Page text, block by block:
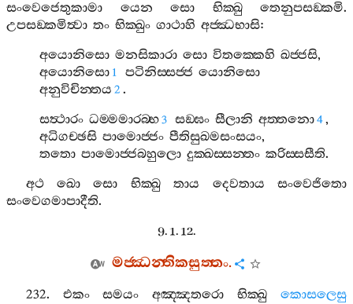
සංවෙජෙතුකාමා
යෙන සො භික‍්ඛු තෙනුපසඞ‍්කමි.
උපසඞ‍්කමිත්‍වා තං භික‍්ඛුං ගාථාහි අජ‍්ඣභාසි:
අයොනිසො මනසිකාරා සො විතක‍්කෙහි ඛජ‍්ජසි,
අයොනිසො 1 පටිනිස‍්සජ‍්ජ යොනිසො
අනුවිචින‍්තය 2 .
සත්‍ථාරං ධම‍්මමාරබ‍්භ3 සඞ‍්ඝං සීලානි අත‍්තනො4,
අධිගච‍්ඡසි පාමොජ‍්ජං පීතිසුඛමසංසයං,
තතො පාමොජ‍්ජබහුලො දුක‍්ඛස‍්සන‍්තං කරිස‍්සසීති.
අථ
ඛො සො භික‍්ඛු තාය දෙවතාය
සංවෙජිතො
සංවෙගමාපාදීති.
9. 1. 12.
මජ‍්ඣන‍්තිකසුත‍්තං.
232. එකං සමයං අඤ‍්ඤතරො භික‍්ඛු
කොසලෙසු